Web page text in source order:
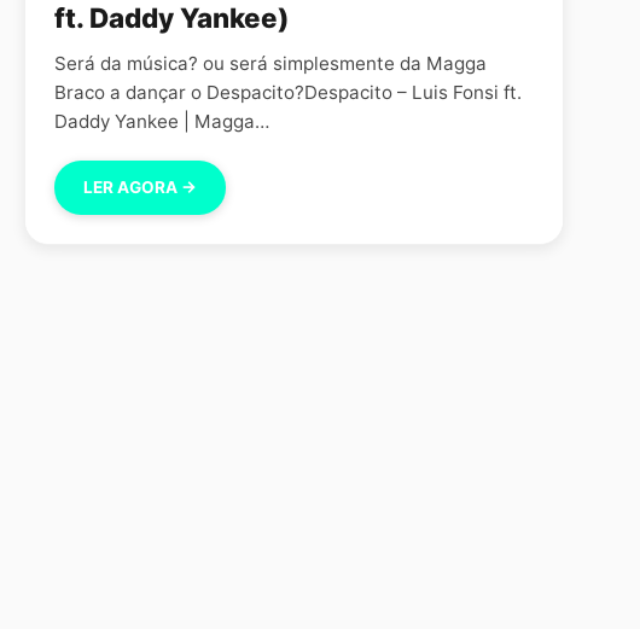
ft. Daddy Yankee)
Será da música? ou será simplesmente da Magga
Braco a dançar o Despacito?Despacito – Luis Fonsi ft.
Daddy Yankee | Magga…
LER AGORA →